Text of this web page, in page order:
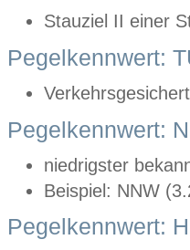
Stauziel II einer
Pegelkennwert:
Pegelkennwert:
niedrigster
Beispiel: NNW
Pegelkennwert: